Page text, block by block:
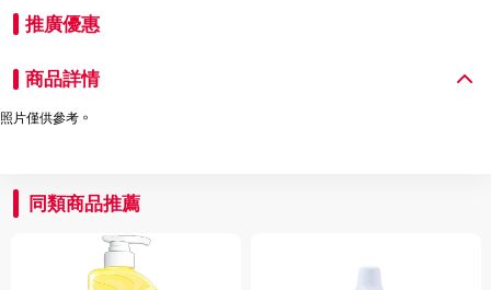
推廣優惠
商品詳情
照片僅供參考。
同類商品推薦